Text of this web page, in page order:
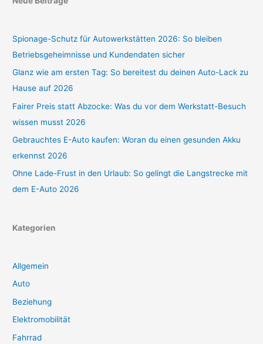
Spionage-Schutz für Autowerkstätten 2026: So bleiben
Betriebsgeheimnisse und Kundendaten sicher
Glanz wie am ersten Tag: So bereitest du deinen Auto-Lack zu
Hause auf 2026
Fairer Preis statt Abzocke: Was du vor dem Werkstatt-Besuch
wissen musst 2026
Gebrauchtes E-Auto kaufen: Woran du einen gesunden Akku
erkennst 2026
Ohne Lade-Frust in den Urlaub: So gelingt die Langstrecke mit
dem E-Auto 2026
Kategorien
Allgemein
Auto
Beziehung
Elektromobilität
Fahrrad